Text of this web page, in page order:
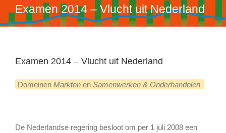
Examen 2014 – Vlucht uit Nederland
Examen 2014 – Vlucht uit Nederland
Domeinen Marktenen Samenwerken & Onderhandelen
De Nederlandse regering besloot om per 1 juli 2008 een